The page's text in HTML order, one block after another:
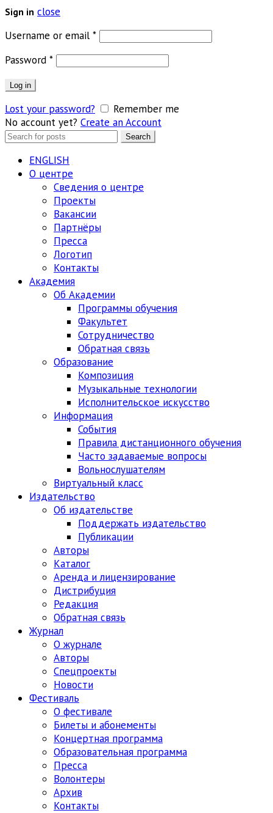
Sign in close
Username or email *Обязательно
Password *Обязательно
Log in
Lost your password?
Remember me
No account yet? Create an Account
Search
Search
ENGLISH
О центре
Сведения о центре
Проекты
Вакансии
Партнёры
Пресса
Логотип
Контакты
Академия
Об Академии
Программы обучения
Факультет
Сотрудничество
Обратная связь
Образование
Композиция
Музыкальные технологии
Исполнительское искусство
Информация
События
Правила дистанционного обучения
Часто задаваемые вопросы
Вольнослушателям
Виртуальный класс
Издательство
Об издательстве
Поддержать издательство
Публикации
Авторы
Каталог
Аренда и лицензирование
Дистрибуция
Редакция
Обратная связь
Журнал
О журнале
Авторы
Спецпроекты
Новости
Фестиваль
О фестивале
Билеты и абонементы
Концертная программа
Образовательная программа
Пресса
Волонтеры
Архив
Контакты